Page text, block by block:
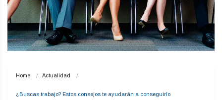
Home Actualidad
¿Buscas trabajo? Estos consejos te ayudarán a conseguirlo